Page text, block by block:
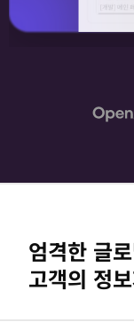
엄격한 글
고객의 정